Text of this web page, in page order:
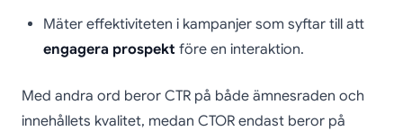
Mäter effektiviteten i kampanjer som syftar till att
engagera prospekt före en interaktion.
Med andra ord beror CTR på både ämnesraden och
innehållets kvalitet, medan CTOR endast beror på